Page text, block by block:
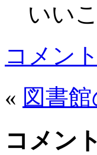
いいこ
コメン
« 図書
コメン